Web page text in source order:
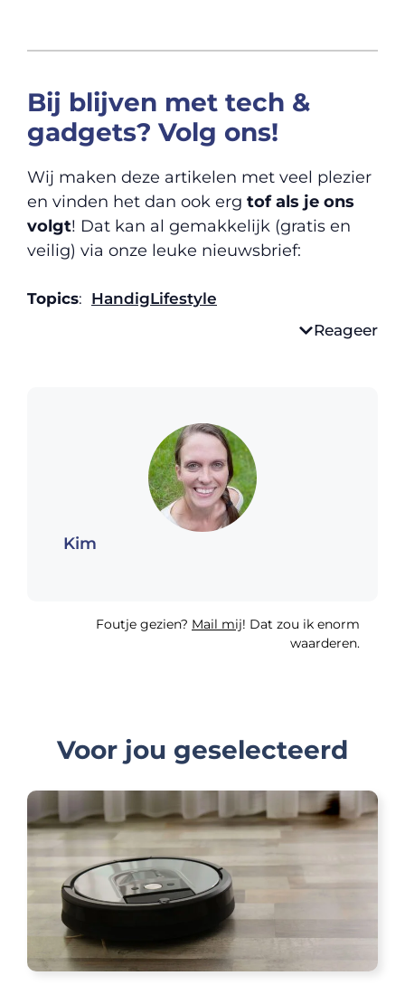
Bij blijven met tech &
gadgets? Volg ons!
Wij maken deze artikelen met veel plezier
en vinden het dan ook erg tof als je ons
volgt! Dat kan al gemakkelijk (gratis en
veilig) via onze leuke nieuwsbrief:
Topics: HandigLifestyle
Reageer
Kim
Foutje gezien? Mail mij! Dat zou ik enorm
waarderen.
Voor jou geselecteerd